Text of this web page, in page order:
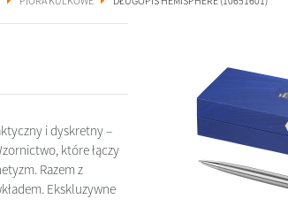
i dyskretny –
które łączy
Razem z
Ekskluzywne